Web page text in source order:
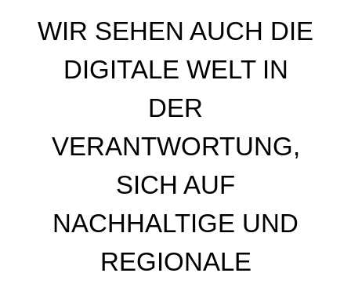
WIR SEHEN AUCH DIE
DIGITALE WELT IN
DER
VERANTWORTUNG,
SICH AUF
NACHHALTIGE UND
REGIONALE